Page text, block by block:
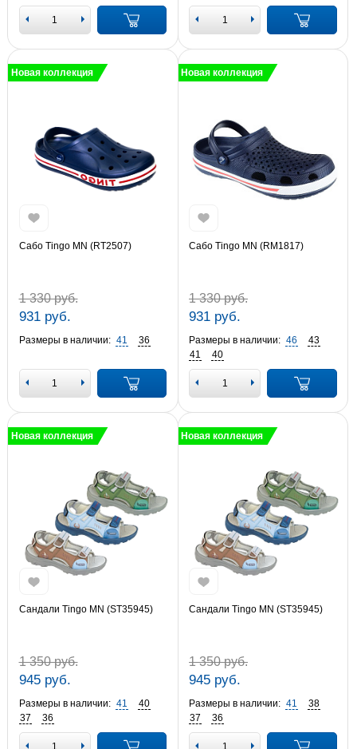
Новая коллекция
Сабо Tingo MN (RT2507)
1 330 руб.
931 руб.
Размеры в наличии: 41 36
Новая коллекция
Сабо Tingo MN (RM1817)
1 330 руб.
931 руб.
Размеры в наличии: 46
43
41
40
Новая коллекция
Сандали Tingo MN (ST35945)
1 350 руб.
945 руб.
Размеры в наличии: 41
40
37
36
Новая коллекция
Сандали Tingo MN (ST35945)
1 350 руб.
945 руб.
Размеры в наличии: 41
38
37
36